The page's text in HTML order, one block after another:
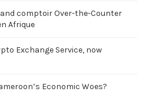
comptoir Over-the-Counter
Afrique
Exchange Service, now
Economic Woes?